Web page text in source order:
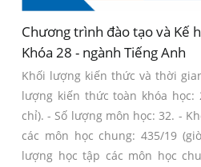
Chương trình đào tạo và Kế
Khóa 28 - ngành Tiếng Anh
Khối lượng kiến thức và thời
lượng kiến thức toàn khóa học:
chỉ). - Số lượng môn học: 32. -
các môn học chung: 435/19
lượng học tập các môn học